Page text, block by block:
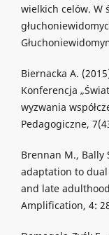
wielkich celów. W
Biernacka A.
Konferencja
wyzwania
Pedagogiczne,
Brennan M., Bally
adaptation to
and late
Amplification, 4: